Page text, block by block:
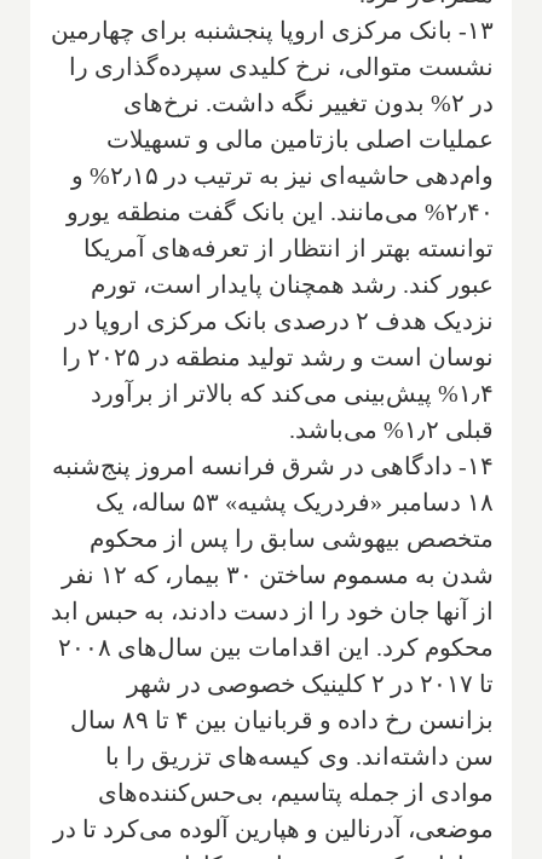
۱۳- بانک مرکزی اروپا پنجشنبه برای چهارمین
نشست متوالی، نرخ کلیدی سپرده‌گذاری را
در ۲% بدون تغییر نگه داشت. نرخ‌های
عملیات اصلی بازتامین مالی و تسهیلات
وام‌دهی حاشیه‌ای نیز به ترتیب در ۲٫۱۵% و
۲٫۴۰% می‌مانند. این بانک گفت منطقه یورو
توانسته بهتر از انتظار از تعرفه‌های آمریکا
عبور کند. رشد همچنان پایدار است، تورم
نزدیک هدف ۲ درصدی بانک مرکزی اروپا در
نوسان است و رشد تولید منطقه در ۲۰۲۵ را
۱٫۴% پیش‌بینی می‌کند که بالاتر از برآورد
قبلی ۱٫۲% می‌باشد.
۱۴- دادگاهی در شرق فرانسه امروز پنج‌شنبه
۱۸ دسامبر «فردریک پشیه» ۵۳ ساله، یک
متخصص بیهوشی سابق را پس از محکوم
شدن به مسموم ساختن ۳۰ بیمار، که ۱۲ نفر
از آنها جان خود را از دست دادند، به حبس ابد
محکوم کرد. این اقدامات بین سال‌های ۲۰۰۸
تا ۲۰۱۷ در ۲ کلینیک خصوصی در شهر
بزانسن رخ داده و قربانیان بین ۴ تا ۸۹ سال
سن داشته‌اند. وی کیسه‌های تزریق را با
موادی از جمله پتاسیم، بی‌حس‌کننده‌های
موضعی، آدرنالین و هپارین آلوده می‌کرد تا در